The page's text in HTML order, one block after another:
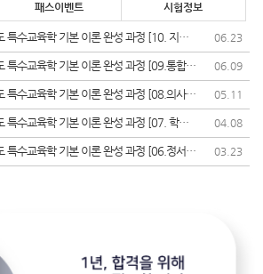
패스이벤트 시험정보
특수교육학 기본 이론 완성 과정 [10. 지체
06.23
특수교육학 기본 이론 완성 과정 [09.통합교
06.09
특수교육학 기본 이론 완성 과정 [08.의사소
05.11
특수교육학 기본 이론 완성 과정 [07. 학습
04.08
특수교육학 기본 이론 완성 과정 [06.정서
03.23